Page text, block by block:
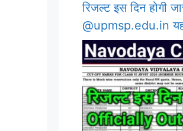
रिजल्ट इस दिन होगी
@upmsp.edu.in